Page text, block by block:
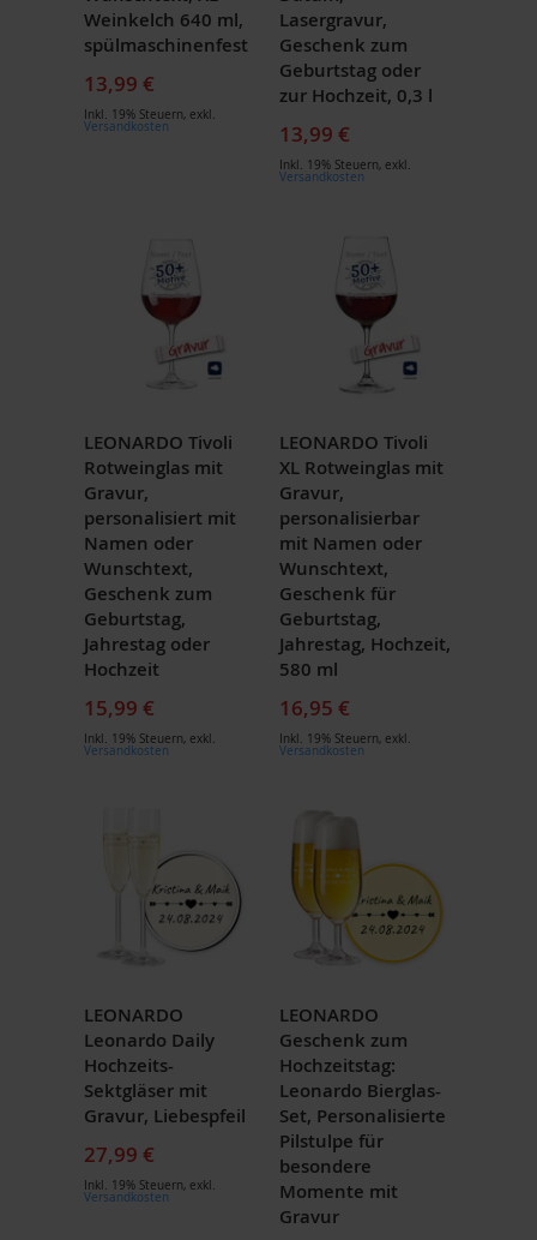
Weinkelch 640 ml,
spülmaschinenfest
13,99 €
Inkl. 19% Steuern, exkl.
Versandkosten
Lasergravur,
Geschenk zum
Geburtstag oder
zur Hochzeit, 0,3 l
13,99 €
Inkl. 19% Steuern, exkl.
Versandkosten
LEONARDO Tivoli
Rotweinglas mit
Gravur,
personalisiert mit
Namen oder
Wunschtext,
Geschenk zum
Geburtstag,
Jahrestag oder
Hochzeit
15,99 €
Inkl. 19% Steuern, exkl.
Versandkosten
LEONARDO Tivoli
XL Rotweinglas mit
Gravur,
personalisierbar
mit Namen oder
Wunschtext,
Geschenk für
Geburtstag,
Jahrestag, Hochzeit,
580 ml
16,95 €
Inkl. 19% Steuern, exkl.
Versandkosten
LEONARDO
Leonardo Daily
Hochzeits-
Sektgläser mit
Gravur, Liebespfeil
27,99 €
Inkl. 19% Steuern, exkl.
Versandkosten
LEONARDO
Geschenk zum
Hochzeitstag:
Leonardo Bierglas-
Set, Personalisierte
Pilstulpe für
besondere
Momente mit
Gravur